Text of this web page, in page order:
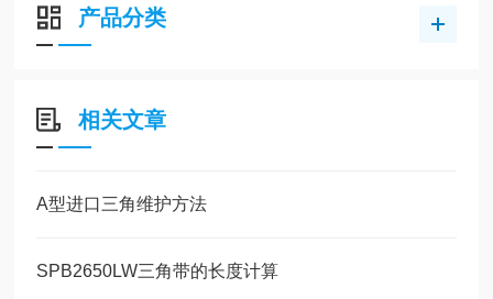
产品分类
相关文章
A型进口三角维护方法
SPB2650LW三角带的长度计算